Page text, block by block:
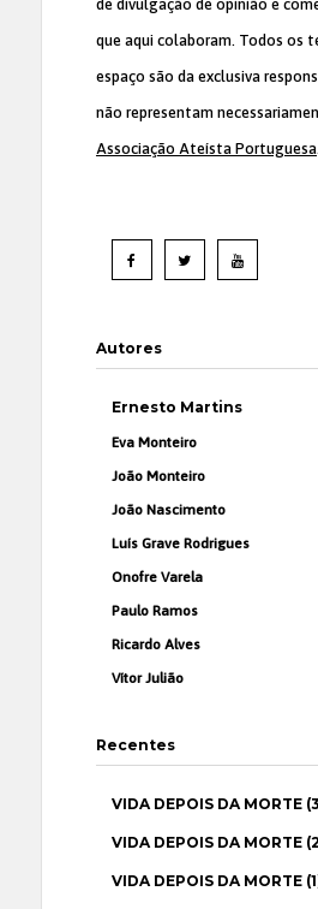
de divulgação de opinião e
que aqui colaboram. Todos os
espaço são da exclusiva
não representam
Associação Ateísta Portuguesa.
Autores
Ernesto Martins
Eva Monteiro
João Monteiro
João Nascimento
Luís Grave Rodrigues
Onofre Varela
Paulo Ramos
Ricardo Alves
Vítor Julião
Recentes
VIDA DEPOIS DA MORTE
VIDA DEPOIS DA MORTE
VIDA DEPOIS DA MORTE